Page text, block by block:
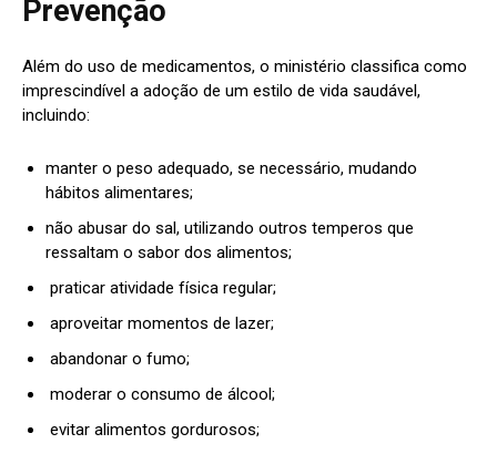
Prevenção
Além do uso de medicamentos, o ministério classifica como
imprescindível a adoção de um estilo de vida saudável,
incluindo:
manter o peso adequado, se necessário, mudando
hábitos alimentares;
não abusar do sal, utilizando outros temperos que
ressaltam o sabor dos alimentos;
praticar atividade física regular;
aproveitar momentos de lazer;
abandonar o fumo;
moderar o consumo de álcool;
evitar alimentos gordurosos;